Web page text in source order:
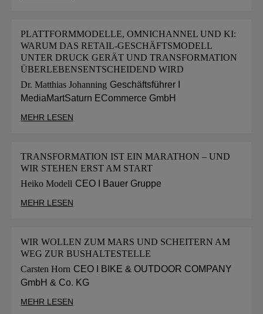
PLATTFORMMODELLE, OMNICHANNEL UND KI:
WARUM DAS RETAIL-GESCHÄFTSMODELL
UNTER DRUCK GERÄT UND TRANSFORMATION
ÜBERLEBENSENTSCHEIDEND WIRD
Dr. Matthias Johanning Geschäftsführer I
MediaMartSaturn ECommerce GmbH
MEHR LESEN
TRANSFORMATION IST EIN MARATHON – UND
WIR STEHEN ERST AM START
Heiko Modell CEO I Bauer Gruppe
MEHR LESEN
WIR WOLLEN ZUM MARS UND SCHEITERN AM
WEG ZUR BUSHALTESTELLE
Carsten Horn CEO I BIKE & OUTDOOR COMPANY
GmbH & Co. KG
MEHR LESEN